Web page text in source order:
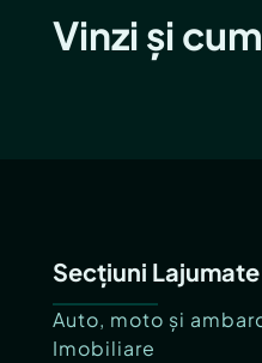
La cerere, se
Vinzi și
Secțiuni Lajumate
Auto, moto și
Imobiliare